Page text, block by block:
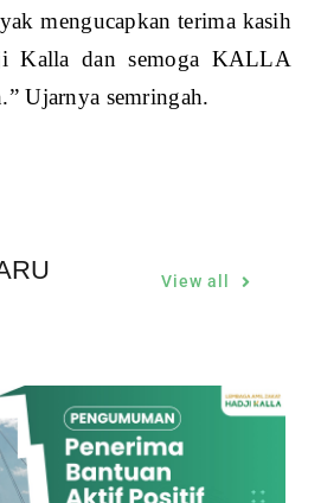
mengucapkan terima kasih
Kalla dan semoga KALLA
Ujarnya semringah.
View all